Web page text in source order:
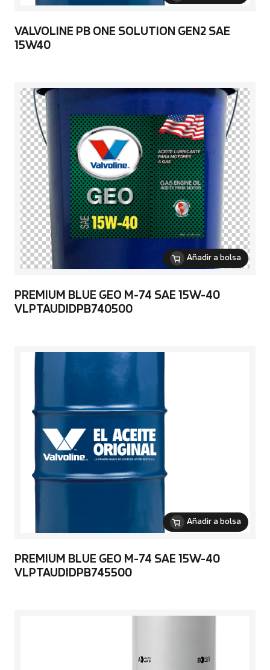
VALVOLINE PB ONE SOLUTION GEN2 SAE
15W40
Añadir a bolsa
PREMIUM BLUE GEO M-74 SAE 15W-40
VLPTAUDIDPB740500
Añadir a bolsa
PREMIUM BLUE GEO M-74 SAE 15W-40
VLPTAUDIDPB745500